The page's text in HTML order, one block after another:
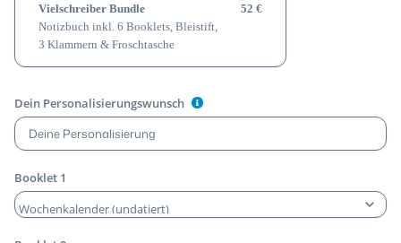
Vielschreiber Bundle
52 €
Notizbuch inkl. 6 Booklets, Bleistift,
3 Klammern & Froschtasche
Dein Personalisierungswunsch
Booklet 1